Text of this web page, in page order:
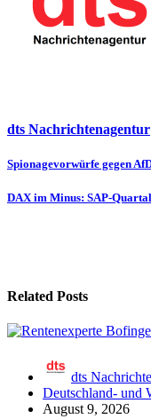
dts Nachrichtenagentur
Spionagevorwürfe gegen
DAX im Minus: SAP-
Related Posts
dts
Deutschland- und
August 9, 2026